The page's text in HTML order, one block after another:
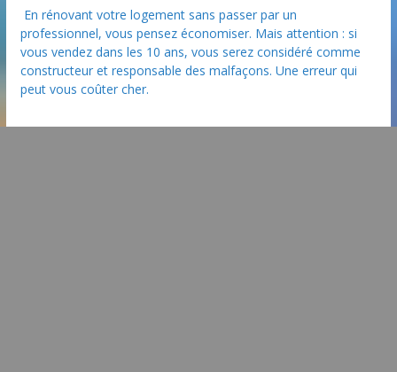
En rénovant votre logement sans passer par un
professionnel, vous pensez économiser. Mais attention : si
vous vendez dans les 10 ans, vous serez considéré comme
constructeur et responsable des malfaçons. Une erreur qui
peut vous coûter cher.